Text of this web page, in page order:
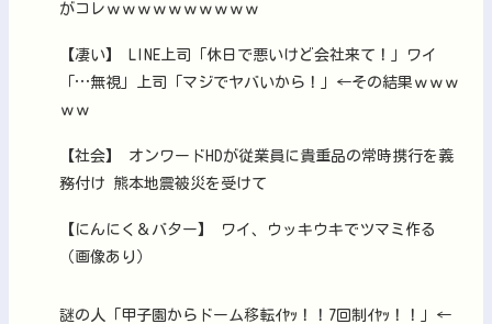
がコレｗｗｗｗｗｗｗｗｗｗ
【凄い】 LINE上司「休日で悪いけど会社来て！」ワイ
「…無視」上司「マジでヤバいから！」←その結果ｗｗｗ
ｗｗ
【社会】 オンワードHDが従業員に貴重品の常時携行を義
務付け 熊本地震被災を受けて
【にんにく＆バター】 ワイ、ウッキウキでツマミ作る
（画像あり）
謎の人「甲子園からドーム移転ｲﾔｯ！！7回制ｲﾔｯ！！」←